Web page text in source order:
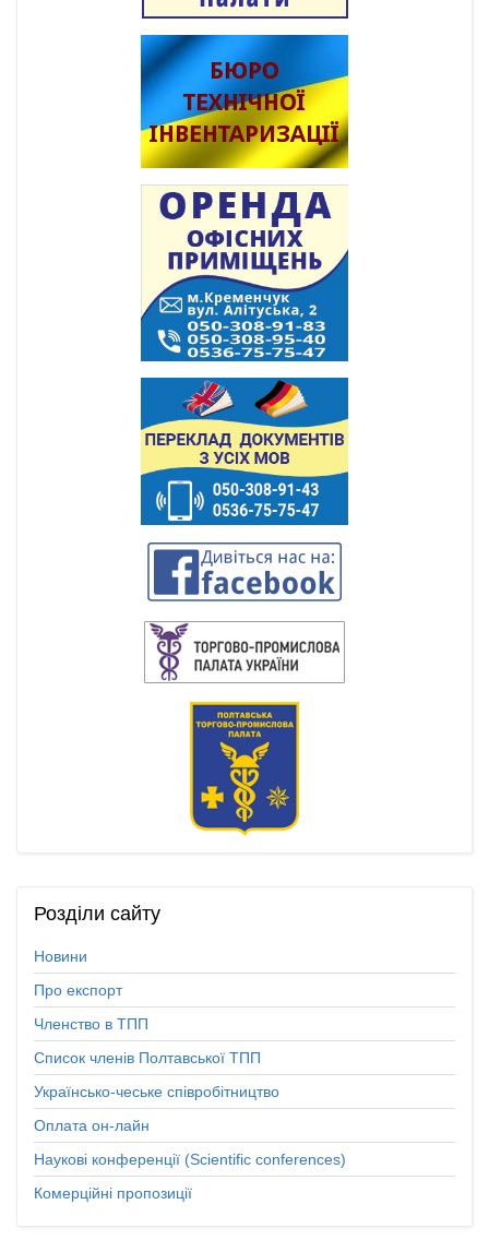
Розділи сайту
Новини
Про експорт
Членство в ТПП
Список членів Полтавської ТПП
Українсько-чеське співробітництво
Оплата он-лайн
Наукові конференції (Scientific conferences)
Комерційні пропозиції